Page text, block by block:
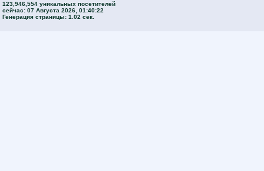
123,946,554 уникальных посетителей
сейчас: 07 Августа 2026, 01:40:22
Генерация страницы: 1.02 сек.